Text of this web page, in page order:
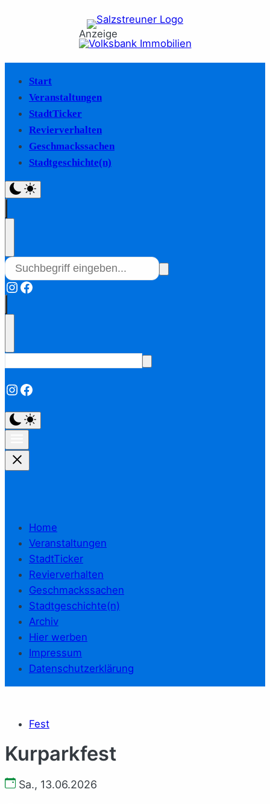
Anzeige
Start
Veranstaltungen
StadtTicker
Revierverhalten
Geschmackssachen
Stadtgeschichte(n)
Instagram
Facebook
Instagram
Facebook
Home
Veranstaltungen
StadtTicker
Revierverhalten
Geschmackssachen
Stadtgeschichte(n)
Archiv
Hier werben
Impressum
Datenschutzerklärung
Fest
Kurparkfest
Sa., 13.06.2026